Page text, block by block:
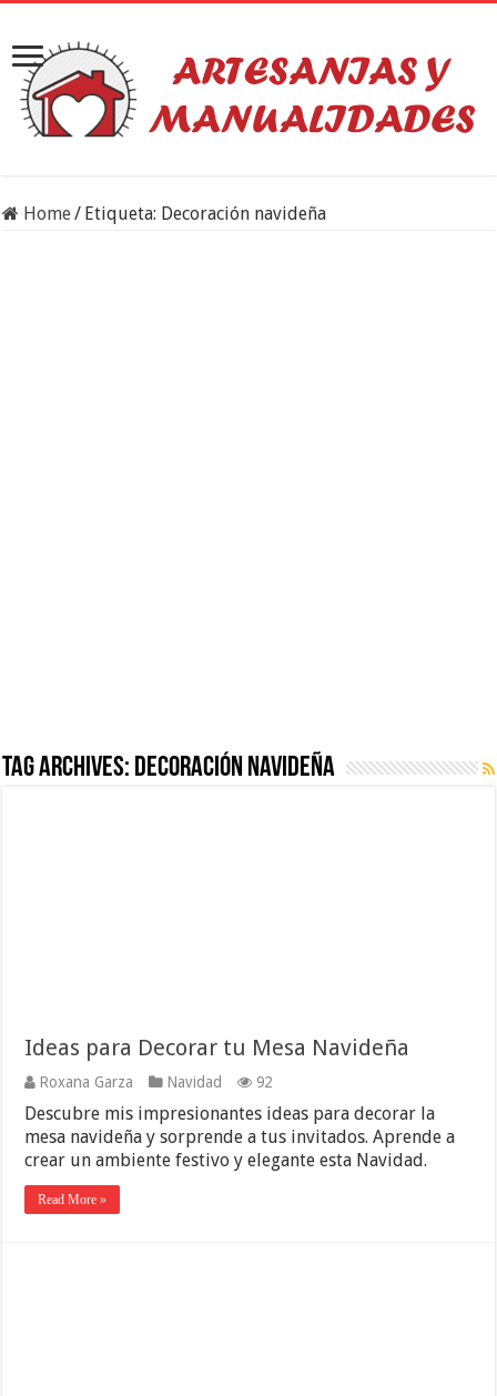
Home/ Etiqueta: Decoración navideña
Tag Archives: Decoración navideña
Ideas para Decorar tu Mesa Navideña
Roxana Garza Navidad 92
Descubre mis impresionantes ideas para decorar la
mesa navideña y sorprende a tus invitados. Aprende a
crear un ambiente festivo y elegante esta Navidad.
Read More »